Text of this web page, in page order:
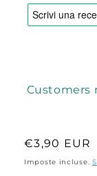
Customers
Prezzo
di
€3,90 EUR
Imposte incluse.